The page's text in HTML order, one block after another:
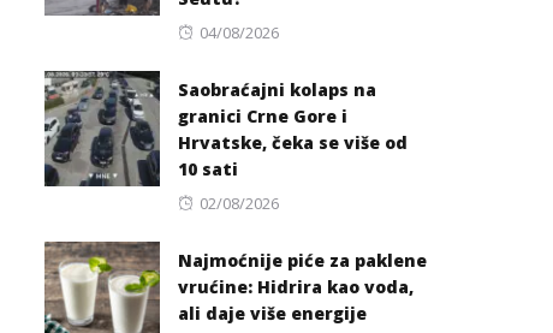
Posted
04/08/2026
Saobraćajni kolaps na
granici Crne Gore i
Hrvatske, čeka se više od
10 sati
Posted
02/08/2026
Najmoćnije piće za paklene
vrućine: Hidrira kao voda,
ali daje više energije